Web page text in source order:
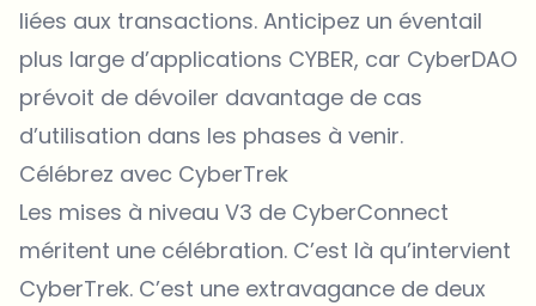
liées aux transactions. Anticipez un éventail
plus large d’applications CYBER, car CyberDAO
prévoit de dévoiler davantage de cas
d’utilisation dans les phases à venir.
Célébrez avec CyberTrek
Les mises à niveau V3 de CyberConnect
méritent une célébration. C’est là qu’intervient
CyberTrek. C’est une extravagance de deux